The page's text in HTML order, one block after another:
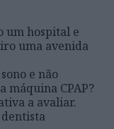
um hospital e
uma avenida
e não
máquina CPAP?
a avaliar.